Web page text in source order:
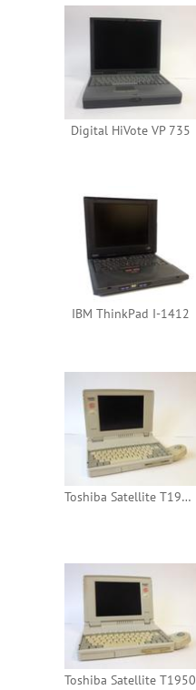
Digital HiVote VP 735
IBM ThinkPad I-1412
Toshiba Satellite T1960CS
Toshiba Satellite T1950